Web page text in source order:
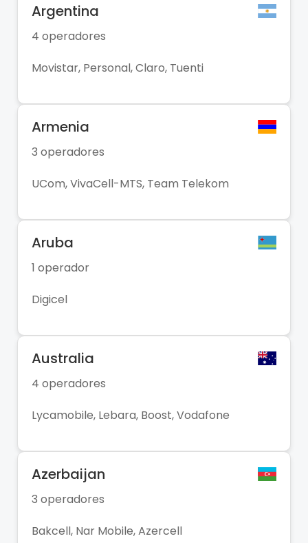
Argentina
4 operadores
Movistar, Personal, Claro, Tuenti
Armenia
3 operadores
UCom, VivaCell-MTS, Team Telekom
Aruba
1 operador
Digicel
Australia
4 operadores
Lycamobile, Lebara, Boost, Vodafone
Azerbaijan
3 operadores
Bakcell, Nar Mobile, Azercell